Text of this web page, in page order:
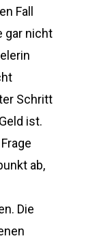
Fall
gar nicht
Schritt
ist.
ab,
Die